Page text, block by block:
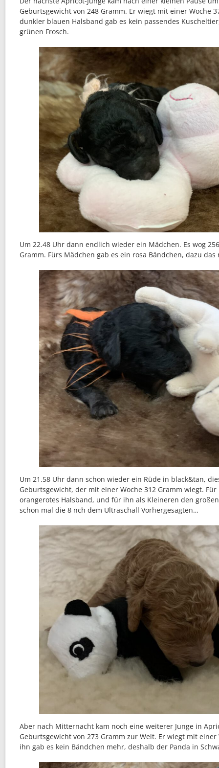
Geburtsgewicht von 248 Gramm. Er wiegt mit einer Woche
dunkler blauen Halsband gab es kein passendes
grünen Frosch.
Um 22.48 Uhr dann endlich wieder ein Mädchen. Es wog
Gramm. Fürs Mädchen gab es ein rosa Bändchen, dazu das
Um 21.58 Uhr dann schon wieder ein Rüde in black&tan,
Geburtsgewicht, der mit einer Woche 312 Gramm wiegt.
orangerotes Halsband, und für ihn als Kleineren den
schon mal die 8 nch dem Ultraschall Vorhergesagten…
Aber nach Mitternacht kam noch eine weiterer Junge in
Geburtsgewicht von 273 Gramm zur Welt. Er wiegt mit einer
ihn gab es kein Bändchen mehr, deshalb der Panda in